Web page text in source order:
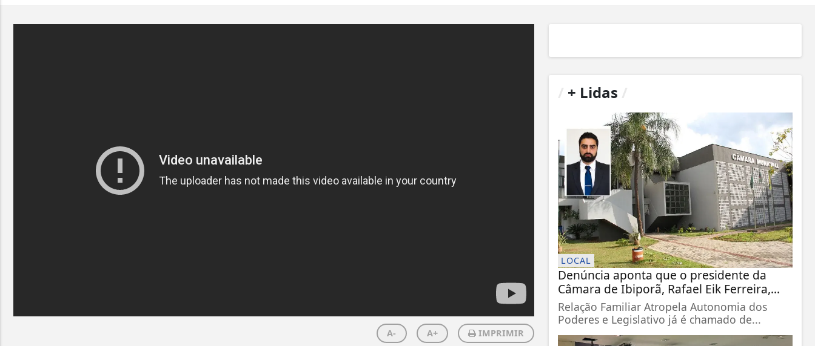
A- A+ IMPRIMIR
+ Lidas
LOCAL
Denúncia aponta que o presidente da
Câmara de Ibiporã, Rafael Eik Ferreira,...
Relação Familiar Atropela Autonomia dos
Poderes e Legislativo já é chamado de...